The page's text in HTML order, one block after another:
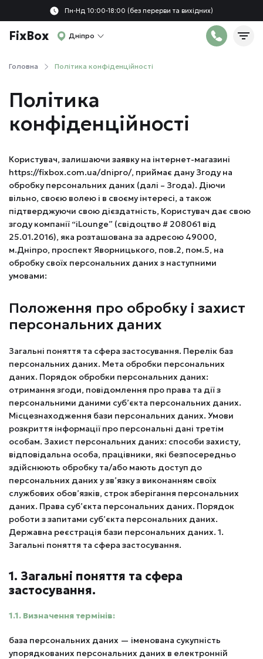
Пн-Нд 10:00-18:00 (без перерви та вихідних)
FixBox Дніпро
Головна Політика конфіденційності
Політика
конфіденційності
Користувач, залишаючи заявку на інтернет-магазині
https://fixbox.com.ua/dnipro/, приймає дану Згоду на
обробку персональних даних (далі – Згода). Діючи
вільно, своєю волею і в своєму інтересі, а також
підтверджуючи свою дієздатність, Користувач дає свою
згоду компанії “iLounge” (свідоцтво # 208061 від
25.01.2016), яка розташована за адресою 49000,
м.Дніпро, проспект Яворницького, пов.2, пом.5, на
обробку своїх персональних даних з наступними
умовами:
Положення про обробку і захист
персональних даних
Загальні поняття та сфера застосування. Перелік баз
персональних даних. Мета обробки персональних
даних. Порядок обробки персональних даних:
отримання згоди, повідомлення про права та дії з
персональними даними суб’єкта персональних даних.
Місцезнаходження бази персональних даних. Умови
розкриття інформації про персональні дані третім
особам. Захист персональних даних: способи захисту,
відповідальна особа, працівники, які безпосередньо
здійснюють обробку та/або мають доступ до
персональних даних у зв’язку з виконанням своїх
службових обов’язків, строк зберігання персональних
даних. Права суб’єкта персональних даних. Порядок
роботи з запитами суб’єкта персональних даних.
Державна реєстрація бази персональних даних. 1.
Загальні поняття та сфера застосування.
1. Загальні поняття та сфера
застосування.
1.1. Визначення термінів:
база персональних даних — іменована сукупність
упорядкованих персональних даних в електронній